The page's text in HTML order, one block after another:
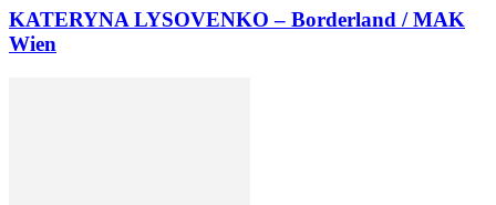
KATERYNA LYSOVENKO – Borderland / MAK
Wien